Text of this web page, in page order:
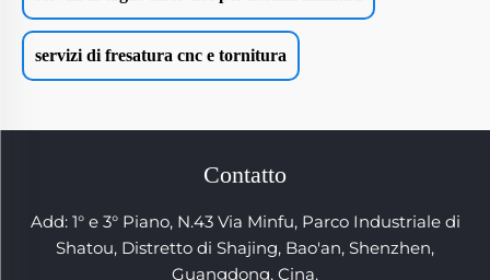
servizi di fresatura cnc e tornitura
Contatto
Add: 1° e 3° Piano, N.43 Via Minfu, Parco Industriale di
Shatou, Distretto di Shajing, Bao'an, Shenzhen,
Guangdong, Cina.